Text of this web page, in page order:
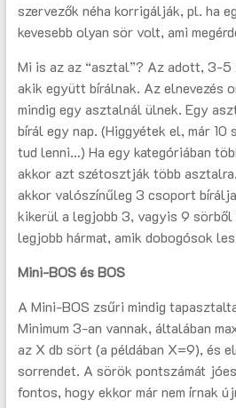
szervezők néha korrigálják, pl. ha
kevesebb olyan sör volt, ami
Mi is az az “asztal”? Az adott, 3-
akik együtt bírálnak. Az elnevezés
mindig egy asztalnál ülnek. Egy
bírál egy nap. (Higgyétek el, már
tud lenni…) Ha egy kategóriában
akkor azt szétosztják több
akkor valószínűleg 3 csoport
kikerül a legjobb 3, vagyis 9
legjobb hármat, amik dobogósok
Mini-BOS és BOS
A Mini-BOS zsűri mindig
Minimum 3-an vannak, általában
az X db sört (a példában X=9), és
sorrendet. A sörök pontszámát
fontos, hogy ekkor már nem írnak